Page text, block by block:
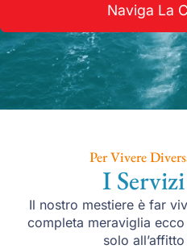
Naviga La
Per Vivere
I
Il nostro mestiere è far
completa meraviglia
solo